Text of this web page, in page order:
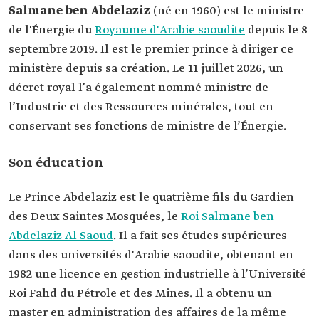
Nom
Abdelaziz ben Salmane ben Abdelaziz Al-Saoud.
Date de naissance
Rôle actuel
Ministre de l'Énergie.
Date de
nomination
2019.
Diplômes
Fahd du Pétrole et des Mines.
précédents
Conseiller auprès du ministre du Pétrole et des
Ressources minérales (aujourd'hui ministère de
l'Énergie)
Ministre adjoint de l'Énergie et des Ressources
Ministre assistant de l'Énergie et des Ressources
minérales.
Ministre adjoint de l'Énergie et des Ressources
Ministre d'État chargé de l'énergie.
Salmane ben Abdelaziz (né en 1960) est le ministre
de l'Énergie duRoyaume d'Arabie saoudite depuis le 8
septembre 2019. Il est le premier prince à diriger ce
ministère depuis sa création. Le 11 juillet 2026, un
décret royal l’a également nommé ministre de
l’Industrie et des Ressources minérales, tout en
conservant ses fonctions de ministre de l’Énergie.
Son éducation
Le Prince Abdelaziz est le quatrième fils du Gardien
des Deux Saintes Mosquées, le Roi Salmane ben
Abdelaziz Al Saoud. Il a fait ses études supérieures
dans des universités d'Arabie saoudite, obtenant en
1982 une licence en gestion industrielle à l’Université
Roi Fahd du Pétrole et des Mines. Il a obtenu un
master en administration des affaires de la même